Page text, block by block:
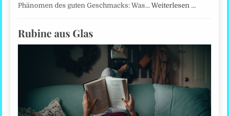
Phänomen des guten Geschmacks: Was…Weiterlesen …
Rubine aus Glas